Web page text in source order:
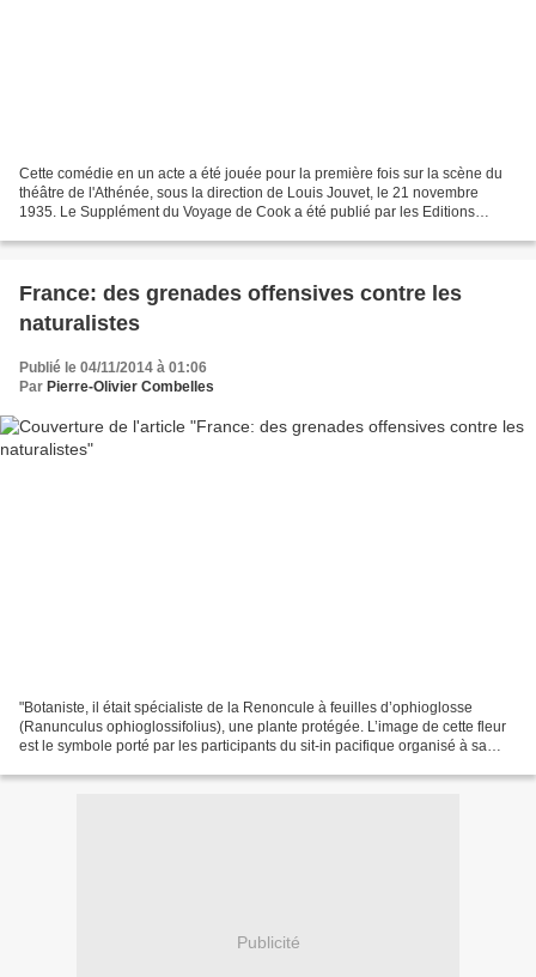
Cette comédie en un acte a été jouée pour la première fois sur la scène du
théâtre de l'Athénée, sous la direction de Louis Jouvet, le 21 novembre
1935. Le Supplément du Voyage de Cook a été publié par les Editions
France: des grenades offensives contre les
naturalistes
Publié le 04/11/2014 à 01:06
Par Pierre-Olivier Combelles
"Botaniste, il était spécialiste de la Renoncule à feuilles d’ophioglosse
(Ranunculus ophioglossifolius), une plante protégée. L’image de cette fleur
est le symbole porté par les participants du sit-in pacifique organisé à sa
Publicité